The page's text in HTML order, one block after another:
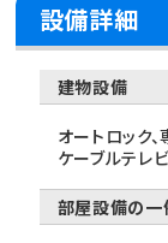
設備詳細
建物設備
オートロック
ケーブルテレ
部屋設備の一